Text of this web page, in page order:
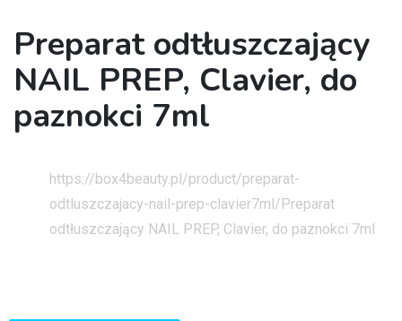
Preparat odtłuszczający
NAIL PREP, Clavier, do
paznokci 7ml
https://box4beauty.pl/product/preparat-
odtluszczajacy-nail-prep-clavier7ml/Preparat
odtłuszczający NAIL PREP, Clavier, do paznokci 7ml